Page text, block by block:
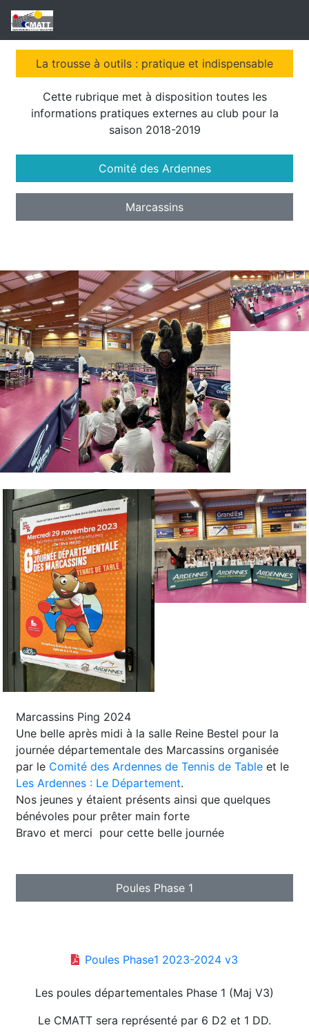
La trousse à outils : pratique et indispensable
Cette rubrique met à disposition toutes les
informations pratiques externes au club pour la
saison 2018-2019
Comité des Ardennes
Marcassins
Marcassins Ping 2024
Une belle après midi à la salle Reine Bestel pour la
journée départementale des Marcassins organisée
par le Comité des Ardennes de Tennis de Table et le
Les Ardennes : Le Département.
Nos jeunes y étaient présents ainsi que quelques
bénévoles pour prêter main forte
Bravo et merci pour cette belle journée
Poules Phase 1
Poules Phase1 2023-2024 v3
Les poules départementales Phase 1 (Maj V3)
Le CMATT sera représenté par 6 D2 et 1 DD.